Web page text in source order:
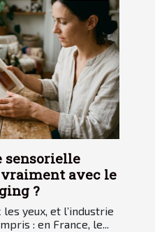
sensorielle
avec le
?
les yeux, et l’industrie
: en France, le...